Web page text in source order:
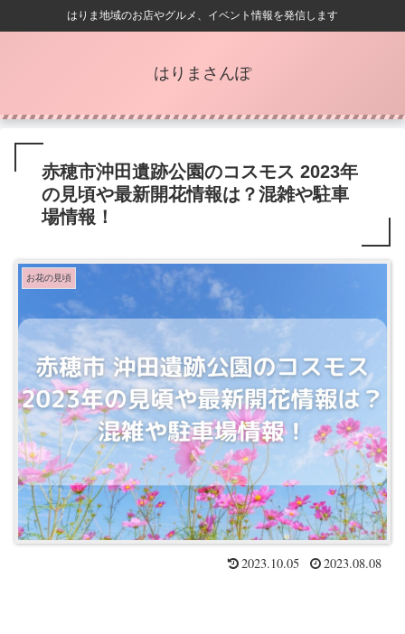
はりま地域のお店やグルメ、イベント情報を発信します
はりまさんぽ
赤穂市沖田遺跡公園のコスモス 2023年
の見頃や最新開花情報は？混雑や駐車
場情報！
お花の見頃
2023.10.05 2023.08.08